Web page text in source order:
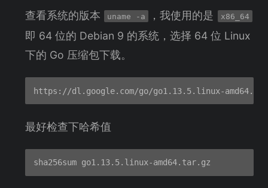
查看系统的版本
uname -a ，我使用的是 x86_64
即 64 位的 Debian 9 的系统，选择 64 位 Linux
下的 Go 压缩包下载。
最好检查下哈希值